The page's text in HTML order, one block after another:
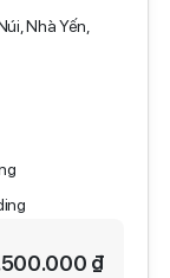
Nhà Yến,
₫